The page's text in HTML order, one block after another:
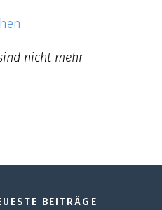
nicht mehr
BEITRÄGE